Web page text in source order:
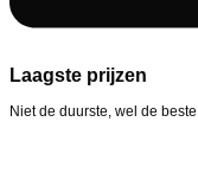
Laagste prijzen
Niet de duurste, wel de